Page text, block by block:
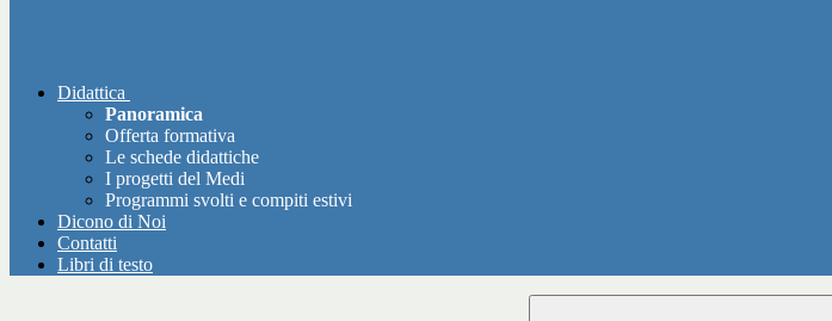
Didattica
Panoramica
Offerta formativa
Le schede didattiche
I progetti del Medi
Programmi svolti e compiti estivi
Dicono di Noi
Contatti
Libri di testo